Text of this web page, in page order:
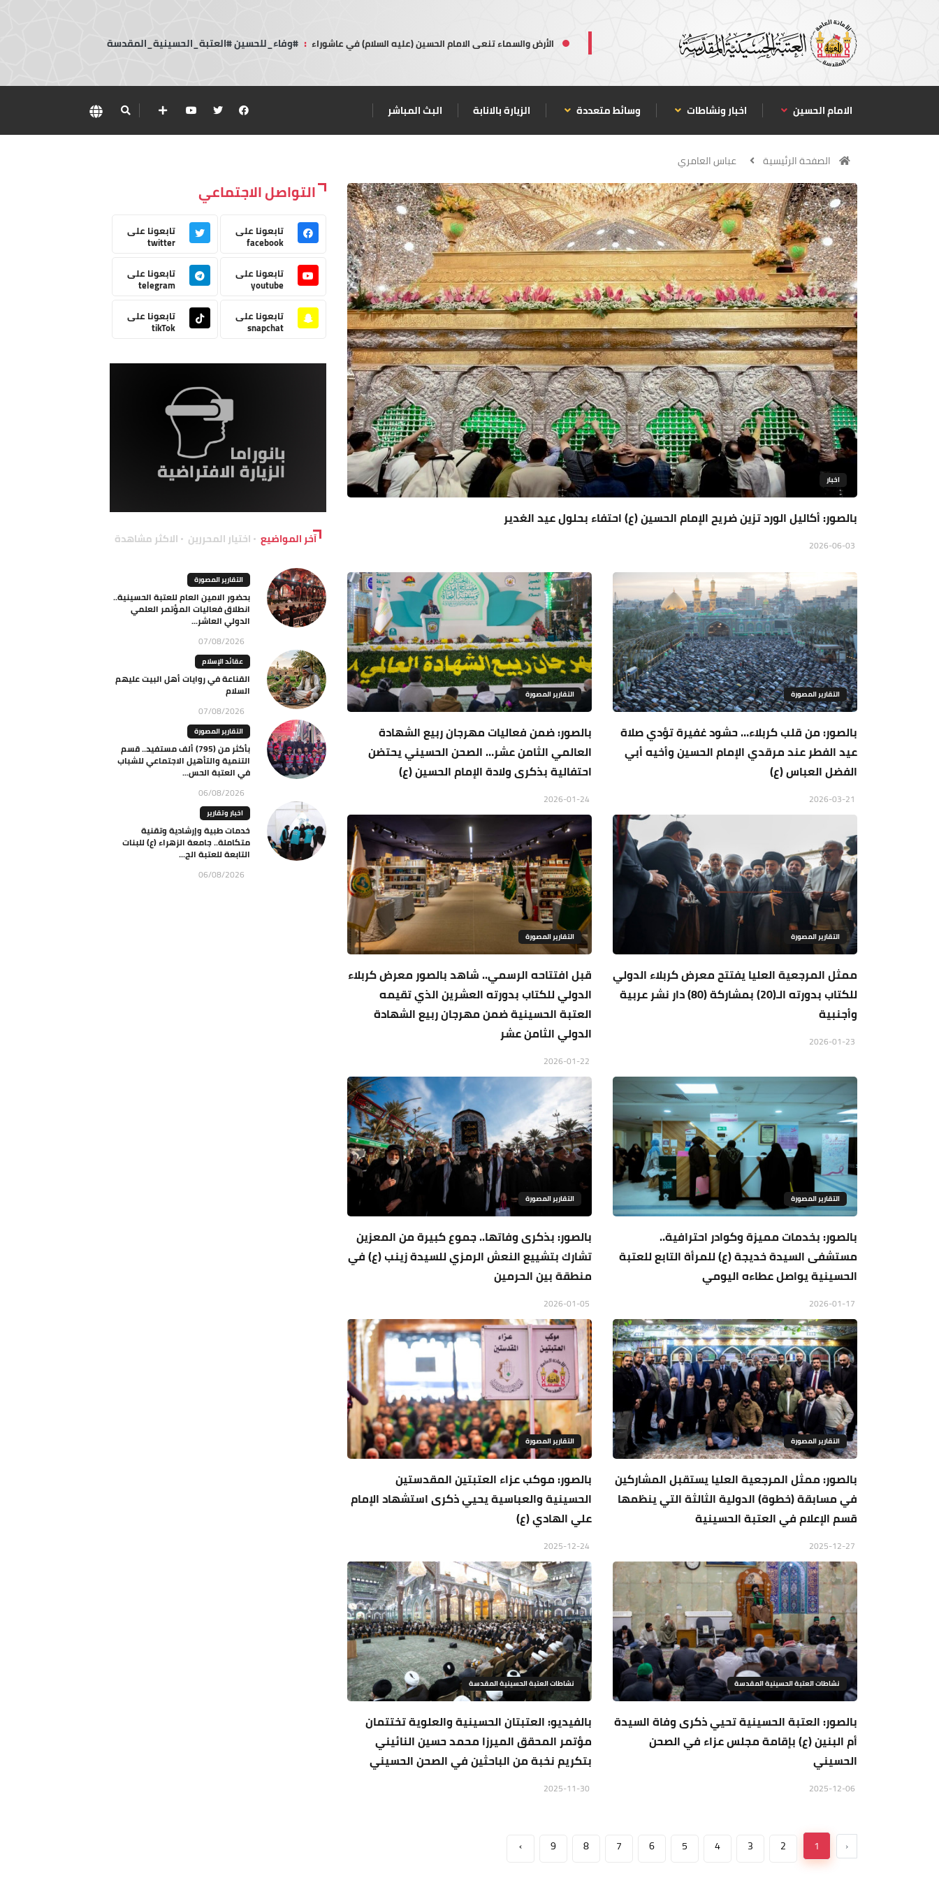
الأرض والسماء تنعى الامام الحسين (عليه السلام) في عاشوراء : #وفاء_للحسين #العتبة_الحسينية_المقدسة
الامام الحسين اخبار ونشاطات وسائط متعددة الزيارة بالانابة البث المباشر
الصفحة الرئيسية عباس العامري
اخبار
بالصور: أكاليل الورد تزين ضريح الإمام الحسين (ع) احتفاء بحلول عيد الغدير
التقارير المصورة
بالصور: من قلب كربلاء… حشود غفيرة تؤدي صلاة
عيد الفطر عند مرقدي الإمام الحسين وأخيه أبي
الفضل العباس (ع)
التقارير المصورة
بالصور: ضمن فعاليات مهرجان ربيع الشهادة
العالمي الثامن عشر… الصحن الحسيني يحتضن
احتفالية بذكرى ولادة الإمام الحسين (ع)
التقارير المصورة
ممثل المرجعية العليا يفتتح معرض كربلاء الدولي
للكتاب بدورته الـ(20) بمشاركة (80) دار نشر عربية
وأجنبية
التقارير المصورة
قبل افتتاحه الرسمي.. شاهد بالصور معرض كربلاء
الدولي للكتاب بدورته العشرين الذي تقيمه
العتبة الحسينية ضمن مهرجان ربيع الشهادة
الدولي الثامن عشر
التقارير المصورة
بالصور: بخدمات مميزة وكوادر احترافية..
مستشفى السيدة خديجة (ع) للمرأة التابع للعتبة
الحسينية يواصل عطاءه اليومي
التقارير المصورة
بالصور: بذكرى وفاتها.. جموع كبيرة من المعزين
تشارك بتشييع النعش الرمزي للسيدة زينب (ع) في
منطقة بين الحرمين
التقارير المصورة
بالصور: ممثل المرجعية العليا يستقبل المشاركين
في مسابقة (خطوة) الدولية الثالثة التي ينظمها
قسم الإعلام في العتبة الحسينية
التقارير المصورة
بالصور: موكب عزاء العتبتين المقدستين
الحسينية والعباسية يحيي ذكرى استشهاد الإمام
علي الهادي (ع)
نشاطات العتبة الحسينية المقدسة
بالصور: العتبة الحسينية تحيي ذكرى وفاة السيدة
أم البنين (ع) بإقامة مجلس عزاء في الصحن
الحسيني
نشاطات العتبة الحسينية المقدسة
بالفيديو: العتبتان الحسينية والعلوية تختتمان
مؤتمر المحقق الميرزا محمد حسين النائيني
بتكريم نخبة من الباحثين في الصحن الحسيني
‹
1
2
3
4
5
6
7
8
9
›
التواصل الاجتماعي
تابعونا على
facebook
تابعونا على
twitter
تابعونا على
youtube
تابعونا على
telegram
تابعونا على
snapchat
تابعونا على
tikTok
آخر المواضيع اختيار المحررين الاكثر مشاهدة
التقارير المصورة
بحضور الامين العام للعتبة الحسينية..
انطلاق فعاليات المؤتمر العلمي
الدولي العاشر...
07/08/2026
عقائد الإسلام
القناعة في روايات أهل البيت عليهم
السلام
07/08/2026
التقارير المصورة
بأكثر من (795) ألف مستفيد.. قسم
التنمية والتأهيل الاجتماعي للشباب
في العتبة الحس...
06/08/2026
اخبار وتقارير
خدمات طبية وإرشادية وتقنية
متكاملة.. جامعة الزهراء (ع) للبنات
التابعة للعتبة الح...
06/08/2026